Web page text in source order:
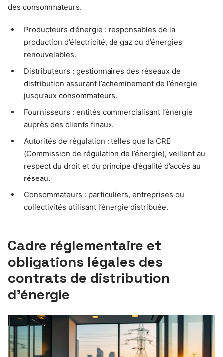
des consommateurs.
Producteurs d’énergie : responsables de la
production d’électricité, de gaz ou d’énergies
renouvelables.
Distributeurs : gestionnaires des réseaux de
distribution assurant l’acheminement de l’énergie
jusqu’aux consommateurs.
Fournisseurs : entités commercialisant l’énergie
auprès des clients finaux.
Autorités de régulation : telles que la CRE
(Commission de régulation de l’énergie), veillent au
respect du droit et du principe d’égalité d’accès au
réseau.
Consommateurs : particuliers, entreprises ou
collectivités utilisant l’énergie distribuée.
Cadre réglementaire et
obligations légales des
contrats de distribution
d’énergie